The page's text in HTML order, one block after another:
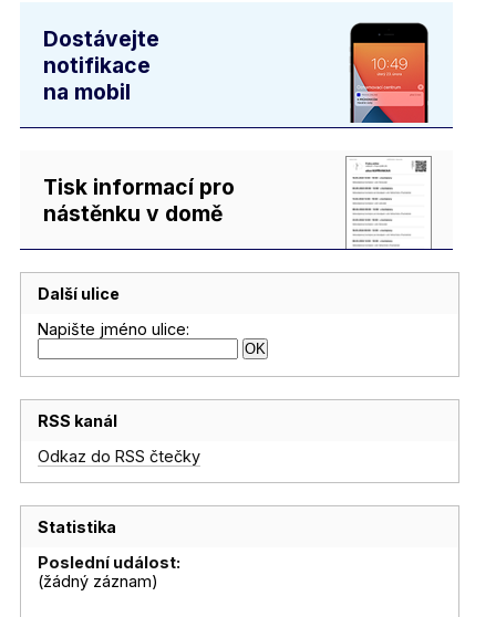
Dostávejte
notifikace
na mobil
Tisk informací pro
nástěnku v domě
Další ulice
Napište jméno ulice:
RSS kanál
Odkaz do RSS čtečky
Statistika
Poslední událost:
(žádný záznam)